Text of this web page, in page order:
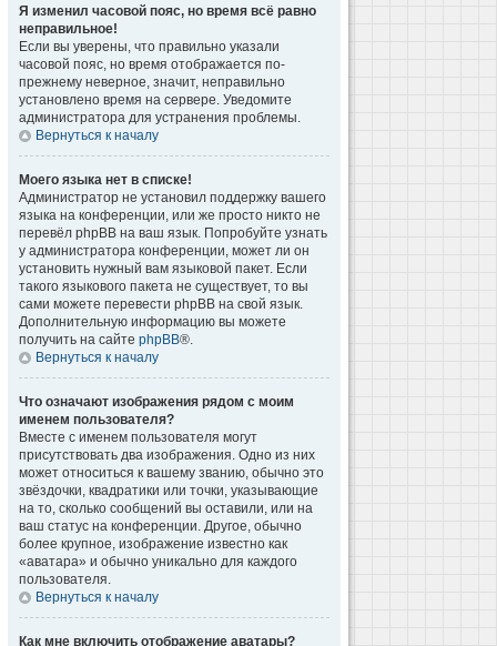
Я изменил часовой пояс, но время всё равно
неправильное!
Если вы уверены, что правильно указали
часовой пояс, но время отображается по-
прежнему неверное, значит, неправильно
установлено время на сервере. Уведомите
администратора для устранения проблемы.
Вернуться к началу
Моего языка нет в списке!
Администратор не установил поддержку вашего
языка на конференции, или же просто никто не
перевёл phpBB на ваш язык. Попробуйте узнать
у администратора конференции, может ли он
установить нужный вам языковой пакет. Если
такого языкового пакета не существует, то вы
сами можете перевести phpBB на свой язык.
Дополнительную информацию вы можете
получить на сайте phpBB®.
Вернуться к началу
Что означают изображения рядом с моим
именем пользователя?
Вместе с именем пользователя могут
присутствовать два изображения. Одно из них
может относиться к вашему званию, обычно это
звёздочки, квадратики или точки, указывающие
на то, сколько сообщений вы оставили, или на
ваш статус на конференции. Другое, обычно
более крупное, изображение известно как
«аватара» и обычно уникально для каждого
пользователя.
Вернуться к началу
Как мне включить отображение аватары?